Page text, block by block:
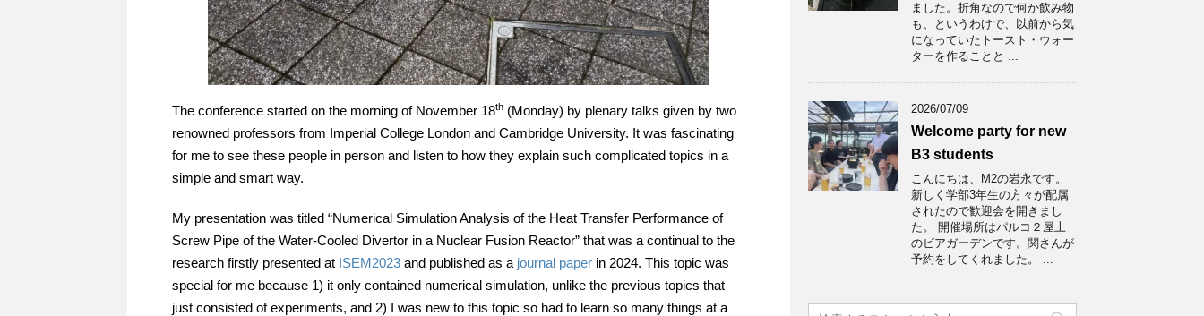
The conference started on the morning of November 18th (Monday) by plenary talks given by two
renowned professors from Imperial College London and Cambridge University. It was fascinating
for me to see these people in person and listen to how they explain such complicated topics in a
simple and smart way.
My presentation was titled “Numerical Simulation Analysis of the Heat Transfer Performance of
Screw Pipe of the Water-Cooled Divertor in a Nuclear Fusion Reactor” that was a continual to the
research firstly presented at ISEM2023 and published as a journal paper in 2024. This topic was
special for me because 1) it only contained numerical simulation, unlike the previous topics that
just consisted of experiments, and 2) I was new to this topic so had to learn so many things at a
ました。折角なので何か飲み物
も、というわけで、以前から気
になっていたトースト・ウォー
ターを作ることと ...
2026/07/09
Welcome party for new
B3 students
こんにちは、M2の岩永です。
新しく学部3年生の方々が配属
されたので歓迎会を開きまし
た。 開催場所はパルコ２屋上
のビアガーデンです。関さんが
予約をしてくれました。 ...